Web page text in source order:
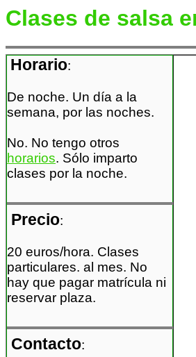
Clases de salsa
Horario:
De noche. Un día a la
semana, por las noches.
No. No tengo otros
horarios. Sólo imparto
clases por la noche.
Precio:
20 euros/hora. Clases
particulares. al mes. No
hay que pagar matrícula ni
reservar plaza.
Contacto: